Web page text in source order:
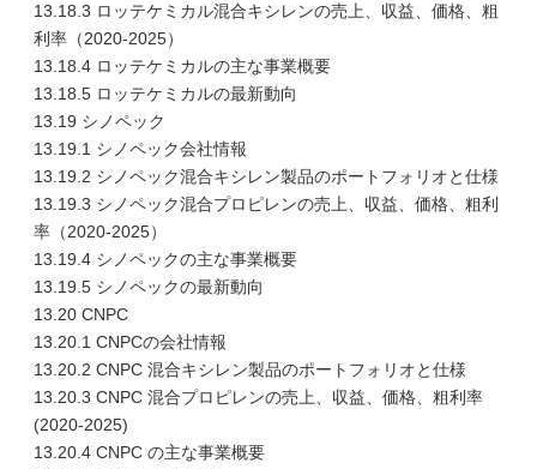
13.18.3 ロッテケミカル混合キシレンの売上、収益、価格、粗
利率（2020-2025）
13.18.4 ロッテケミカルの主な事業概要
13.18.5 ロッテケミカルの最新動向
13.19 シノペック
13.19.1 シノペック会社情報
13.19.2 シノペック混合キシレン製品のポートフォリオと仕様
13.19.3 シノペック混合プロピレンの売上、収益、価格、粗利
率（2020-2025）
13.19.4 シノペックの主な事業概要
13.19.5 シノペックの最新動向
13.20 CNPC
13.20.1 CNPCの会社情報
13.20.2 CNPC 混合キシレン製品のポートフォリオと仕様
13.20.3 CNPC 混合プロピレンの売上、収益、価格、粗利率
(2020-2025)
13.20.4 CNPC の主な事業概要